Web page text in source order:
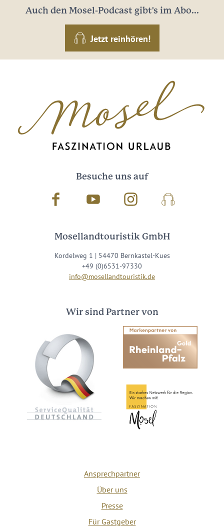
Auch den Mosel-Podcast gibt's im Abo...
Jetzt reinhören!
Besuche uns auf
Facebook Youtube InstagramPodcast
Mosellandtouristik GmbH
Kordelweg 1 | 54470 Bernkastel-Kues
+49 (0)6531-97330
info@mosellandtouristik.de
Wir sind Partner von
Ansprechpartner
Über uns
Presse
Für Gastgeber